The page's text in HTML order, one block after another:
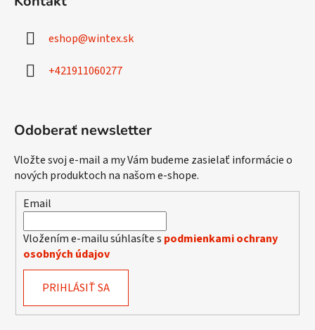
eshop@wintex.sk
+421911060277
Odoberať newsletter
Vložte svoj e-mail a my Vám budeme zasielať informácie o
nových produktoch na našom e-shope.
Email
Vložením e-mailu súhlasíte s podmienkami ochrany
osobných údajov
PRIHLÁSIŤ SA